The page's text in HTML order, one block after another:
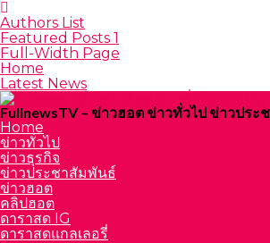
Authors List
Featured Posts 1
Full-Width Page
Home
Latest News
FullnewsTV – ข่าวฮอต ข่าวทั่วไป ข่าวปร
Home
ข่าวทั่วไป
ข่าวธุรกิจ
ข่าวประชาสัมพันธ์
ข่าวฮอต
คลิปฮอต
ดาราสด IG
ดาราสดแกลเลอรี่